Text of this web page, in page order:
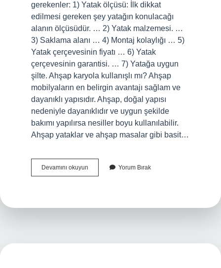
gerekenler: 1) Yatak ölçüsü: İlk dikkat
edilmesi gereken şey yatağın konulacağı
alanın ölçüsüdür. … 2) Yatak malzemesi. …
3) Saklama alanı … 4) Montaj kolaylığı … 5)
Yatak çerçevesinin fiyatı … 6) Yatak
çerçevesinin garantisi. … 7) Yatağa uygun
şilte. Ahşap karyola kullanışlı mı? Ahşap
mobilyaların en belirgin avantajı sağlam ve
dayanıklı yapısıdır. Ahşap, doğal yapısı
nedeniyle dayanıklıdır ve uygun şekilde
bakımı yapılırsa nesiller boyu kullanılabilir.
Ahşap yataklar ve ahşap masalar gibi basit…
Devamını okuyun
Mı
Yorum Bırak